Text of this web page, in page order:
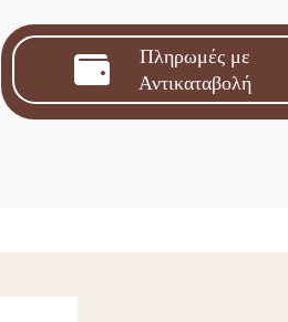
Πληρωμές με
Αντικαταβολή